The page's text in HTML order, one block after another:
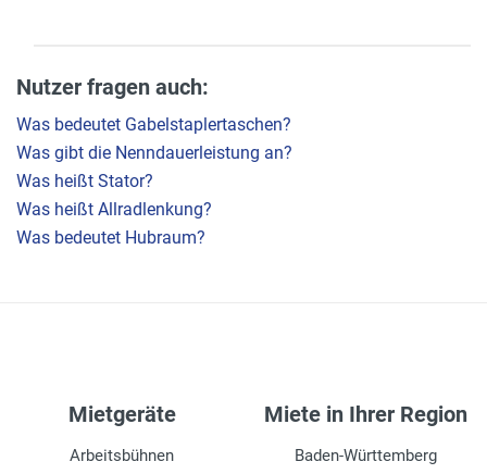
Nutzer fragen auch:
Was bedeutet Gabelstaplertaschen?
Was gibt die Nenndauerleistung an?
Was heißt Stator?
Was heißt Allradlenkung?
Was bedeutet Hubraum?
Mietgeräte
Arbeitsbühnen
Miete in Ihrer Region
Baden-Württemberg